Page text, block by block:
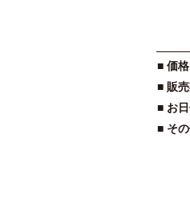
価格
販
お
そ